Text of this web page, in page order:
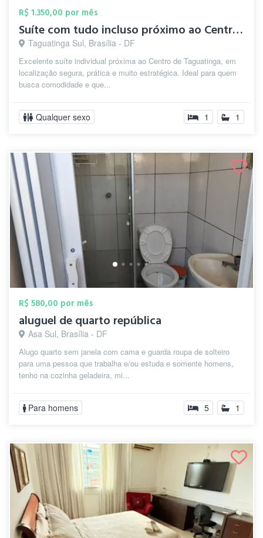
R$ 1.350,00 por mês
Suíte com tudo incluso próximo ao Centro...
Taguatinga Sul, Brasília - DF
Excelente suíte individual próxima ao Centro de Taguatinga, em
localização segura, prática e muito estratégica. Ideal para quem
busca comodidade e que...
Qualquer sexo 1 1
R$ 580,00 por mês
aluguel de quarto república
Asa Sul, Brasília - DF
Alugo quarto sem janela com cama e guarda roupa de solteiro
para uma pessoa que trabalha e/ou estuda e somente homens,
tenho na cozinha geladeira, mi...
Para homens 5 1